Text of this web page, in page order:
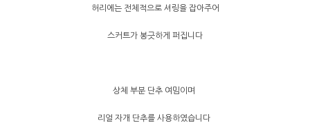
허리에는 전체적으로 셔링을 잡아주어
스커트가 봉긋하게 퍼집니다
상체 부분 단추 여밈이며
리얼 자개 단추를 사용하였습니다